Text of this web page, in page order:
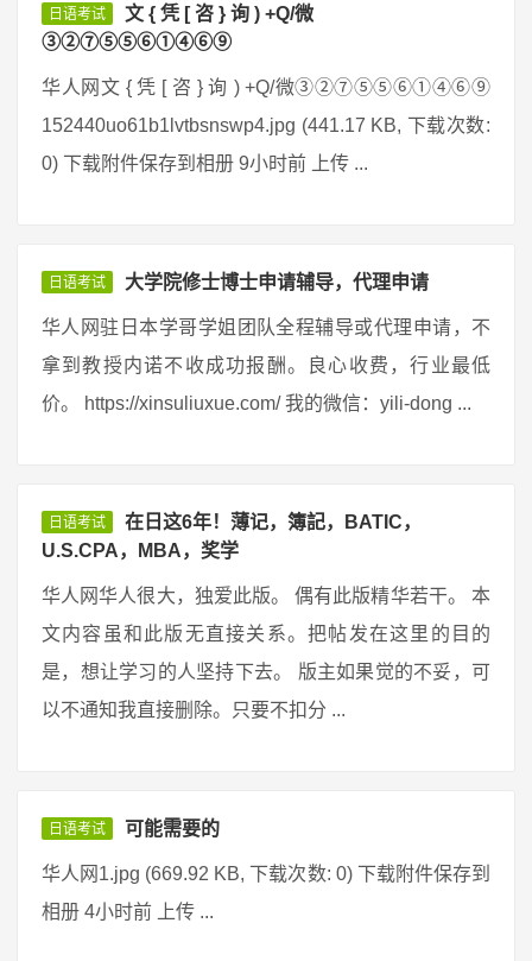
日语考试
文 { 凭 [ 咨 } 询 ) +Q/微
③②⑦⑤⑤⑥①④⑥⑨
华人网文 { 凭 [ 咨 } 询 ) +Q/微③②⑦⑤⑤⑥①④⑥⑨
152440uo61b1lvtbsnswp4.jpg (441.17 KB, 下载次数:
0) 下载附件保存到相册 9小时前 上传 ...
日语考试 大学院修士博士申请辅导，代理申请
华人网驻日本学哥学姐团队全程辅导或代理申请，不
拿到教授内诺不收成功报酬。良心收费，行业最低
价。 https://xinsuliuxue.com/ 我的微信：yili-dong ...
日语考试
在日这6年！薄记，簿記，BATIC，
U.S.CPA，MBA，奖学
华人网华人很大，独爱此版。 偶有此版精华若干。 本
文内容虽和此版无直接关系。把帖发在这里的目的
是，想让学习的人坚持下去。 版主如果觉的不妥，可
以不通知我直接删除。只要不扣分 ...
日语考试 可能需要的
华人网1.jpg (669.92 KB, 下载次数: 0) 下载附件保存到
相册 4小时前 上传 ...